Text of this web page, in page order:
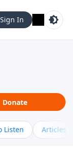
Sign In
Donate
Listen Articles